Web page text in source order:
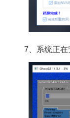
7、系统正在